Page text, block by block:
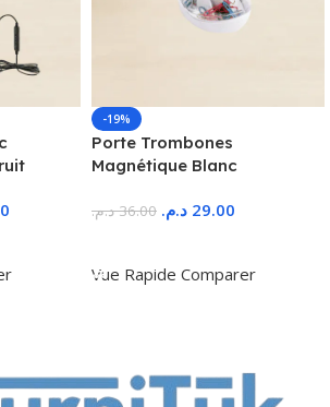
-19%
Porte Trombones
Magnétique Blanc
36.00 د.م. 29.00 د.م.
Vue Rapide Comparer